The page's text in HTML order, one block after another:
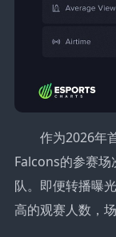
作为2026年
Falcons的参赛
队。即便转播曝
高的观赛人数，